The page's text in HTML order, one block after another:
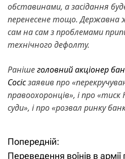
обставинами, а засідання
перенесене тощо. Державна
сам на сам з проблемами
технічного дефолту.
Ранішеголовний акціонер
Сосісзаявив про
правоохоронців», і про
суди», і про «розвал ринку
Н
Н
Попередній:
Переведення воїнів в